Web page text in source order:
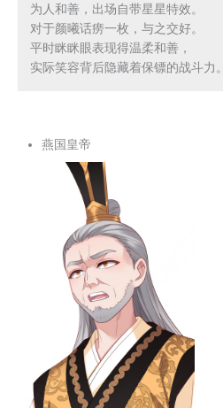
为人和善，出场自带星星特效。
对于颜曦话痨一枚，与之交好。
平时眯眯眼表现得温柔和善，
实际笑容背后隐藏着保镖的战斗力。
燕国皇帝